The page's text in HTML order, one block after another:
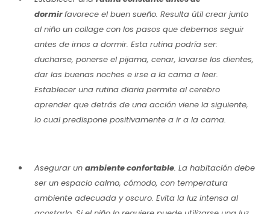
dormirfavorece el buen sueño. Resulta útil crear junto
al niño un collage con los pasos que debemos seguir
antes de irnos a dormir. Esta rutina podría ser:
ducharse, ponerse el pijama, cenar, lavarse los dientes,
dar las buenas noches e irse a la cama a leer.
Establecer una rutina diaria permite al cerebro
aprender que detrás de una acción viene la siguiente,
lo cual predispone positivamente a ir a la cama.
Asegurar unambiente confortable. La habitación debe
ser un espacio calmo, cómodo, con temperatura
ambiente adecuada y oscuro. Evita la luz intensa al